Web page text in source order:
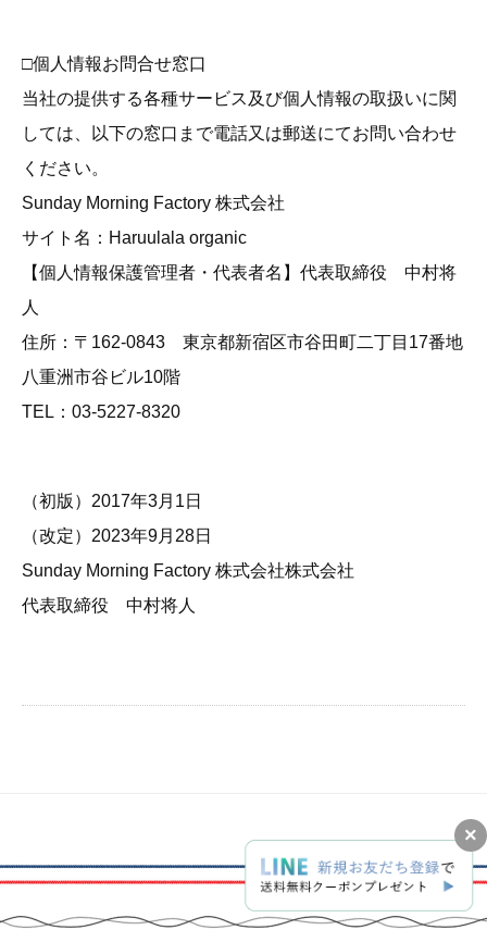
×
□個人情報お問合せ窓口
当社の提供する各種サービス及び個人情報の取扱いに関
しては、以下の窓口まで電話又は郵送にてお問い合わせ
ください。
Sunday Morning Factory 株式会社
サイト名：Haruulala organic
【個人情報保護管理者・代表者名】代表取締役 中村将
人
住所：〒162-0843 東京都新宿区市谷田町二丁目17番地
八重洲市谷ビル10階
TEL：03-5227-8320
（初版）2017年3月1日
（改定）2023年9月28日
Sunday Morning Factory 株式会社株式会社
代表取締役 中村将人